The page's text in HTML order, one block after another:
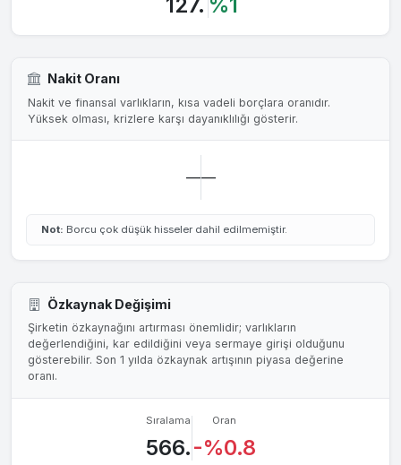
Nakit Oranı
Nakit ve finansal varlıkların, kısa vadeli borçlara oranıdır.
Yüksek olması, krizlere karşı dayanıklılığı gösterir.
——
Not: Borcu çok düşük hisseler dahil edilmemiştir.
Özkaynak Değişimi
Şirketin özkaynağını artırması önemlidir; varlıkların
değerlendiğini, kar edildiğini veya sermaye girişi olduğunu
gösterebilir. Son 1 yılda özkaynak artışının piyasa değerine
oranı.
Sıralama
566.
Oran
-%0.8